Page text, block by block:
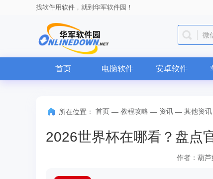
找软件用软件，就到华军软件园！
微
首页 电脑软件 安卓软件
所在位置： 首页 — 教程攻略 — 资讯 — 其他资讯
作者：葫芦